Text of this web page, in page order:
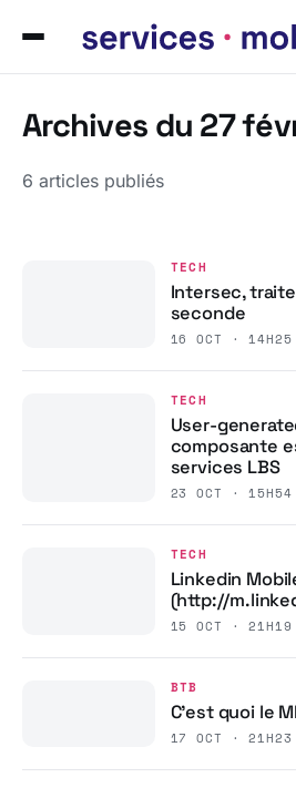
Archives du 27
6 articles publiés
TECH
Intersec,
seconde
16 OCT · 14H25
TECH
User-
composante
services LBS
23 OCT · 15H54
TECH
Linkedin
(http://
15 OCT · 21H19
BTB
C’est quoi le
17 OCT · 21H23